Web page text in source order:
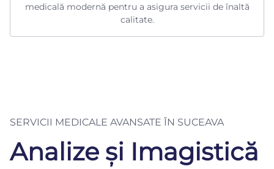
medicală modernă pentru a asigura servicii de înaltă
calitate.
SERVICII MEDICALE AVANSATE ÎN SUCEAVA
Analize și Imagistică